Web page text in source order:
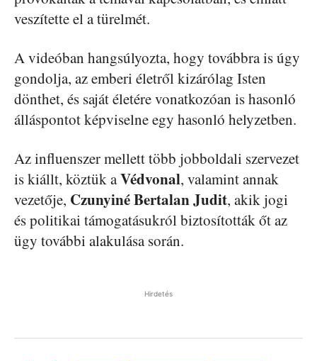
veszítette el a türelmét.
A videóban hangsúlyozta, hogy továbbra is úgy
gondolja, az emberi életről kizárólag Isten
dönthet, és saját életére vonatkozóan is hasonló
álláspontot képviselne egy hasonló helyzetben.
Az influenszer mellett több jobboldali szervezet
is kiállt, köztük aVédvonal, valamint annak
vezetője, Czunyiné Bertalan Judit, akik jogi
és politikai támogatásukról biztosították őt az
ügy további alakulása során.
Hirdetés